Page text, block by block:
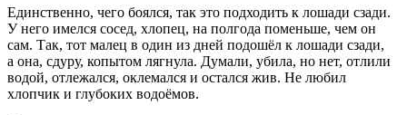
Единственно, чего боялся, так это подходить к лошади сзади.
У него имелся сосед, хлопец, на полгода поменьше, чем он
сам. Так, тот малец в один из дней подошёл к лошади сзади,
а она, сдуру, копытом лягнула. Думали, убила, но нет, отлили
водой, отлежался, оклемался и остался жив. Не любил
хлопчик и глубоких водоёмов.